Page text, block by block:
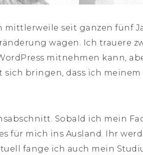
mittlerweile seit ganzen fünf
wagen. Ich trauere
mitnehmen kann,
sich bringen, dass ich
Sobald ich mein
für mich ins Ausland. Ihr
fange ich auch mein